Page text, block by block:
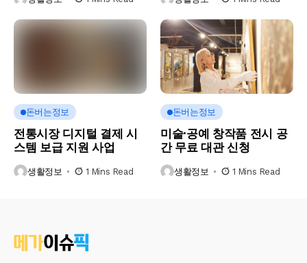
돈버는정보
전통시장 디지털 결제 시
스템 보급 지원 사업
생활정보 1 Mins Read
돈버는정보
미술·공예 창작품 전시 공
간 무료 대관 신청
생활정보 1 Mins Read